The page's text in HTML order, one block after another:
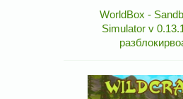
WorldBox -
Simulator v